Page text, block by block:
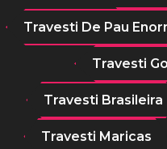
Travesti De Pau
Travesti
Travesti Brasileira
Travesti Maricas